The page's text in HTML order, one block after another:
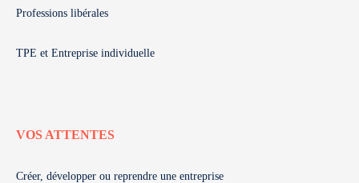
Professions libérales
TPE et Entreprise individuelle
VOS ATTENTES
Créer, développer ou reprendre une entreprise